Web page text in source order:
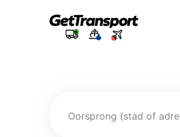
Oorsprong (stad of